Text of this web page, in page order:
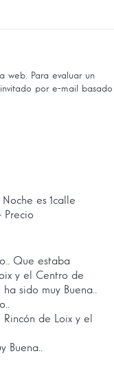
web. Para evaluar un
por e-mail basado
es 1calle
Precio
Que estaba
y el Centro de
sido muy Buena..
de Loix y el
Buena..